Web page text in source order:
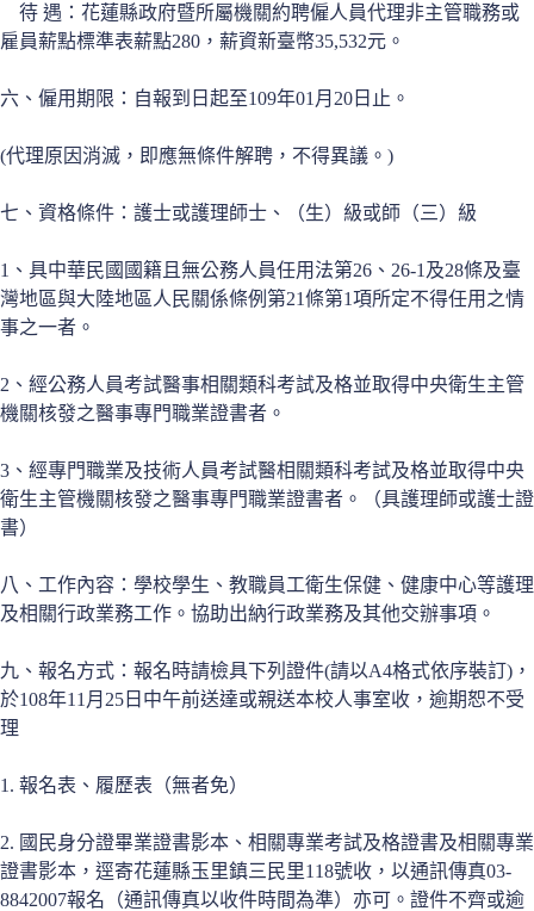
待 遇：花蓮縣政府暨所屬機關約聘僱人員代理非主管職務或
雇員薪點標準表薪點280，薪資新臺幣35,532元。
六、僱用期限：自報到日起至109年01月20日止。
(代理原因消滅，即應無條件解聘，不得異議。)
七、資格條件：護士或護理師士、（生）級或師（三）級
1、具中華民國國籍且無公務人員任用法第26、26-1及28條及臺
灣地區與大陸地區人民關係條例第21條第1項所定不得任用之情
事之一者。
2、經公務人員考試醫事相關類科考試及格並取得中央衛生主管
機關核發之醫事專門職業證書者。
3、經專門職業及技術人員考試醫相關類科考試及格並取得中央
衛生主管機關核發之醫事專門職業證書者。（具護理師或護士證
書）
八、工作內容：學校學生、教職員工衛生保健、健康中心等護理
及相關行政業務工作。協助出納行政業務及其他交辦事項。
九、報名方式：報名時請檢具下列證件(請以A4格式依序裝訂)，
於108年11月25日中午前送達或親送本校人事室收，逾期恕不受
理
1. 報名表、履歷表（無者免）
2. 國民身分證畢業證書影本、相關專業考試及格證書及相關專業
證書影本，逕寄花蓮縣玉里鎮三民里118號收，以通訊傳真03-
8842007報名（通訊傳真以收件時間為準）亦可。證件不齊或逾